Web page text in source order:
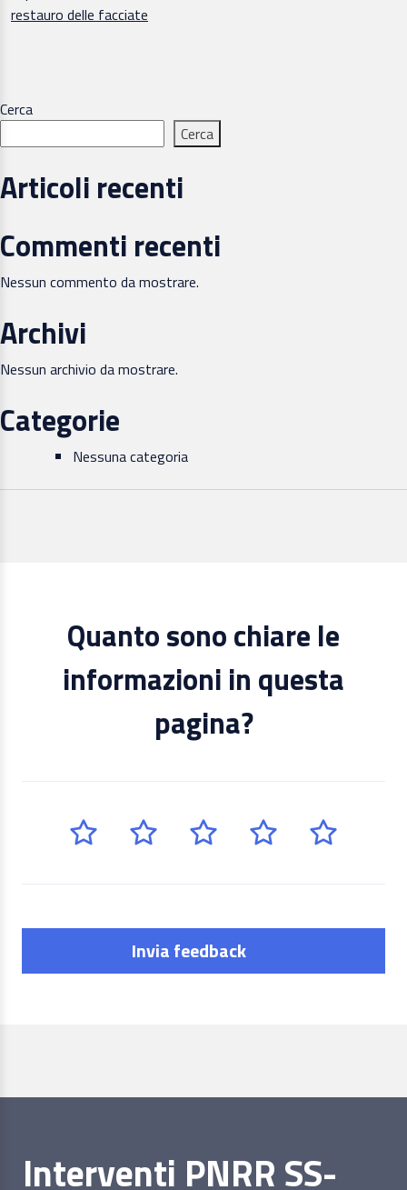
restauro delle facciate
Cerca
Cerca
Articoli recenti
Commenti recenti
Nessun commento da mostrare.
Archivi
Nessun archivio da mostrare.
Categorie
Nessuna categoria
Quanto sono chiare le
informazioni in questa
pagina?
Invia feedback
Interventi PNRR SS-